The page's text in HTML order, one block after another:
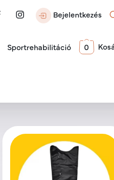
Bejelentkezés
Sportrehabilitáció 0